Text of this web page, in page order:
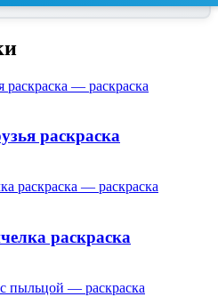
раскраска
раскраска